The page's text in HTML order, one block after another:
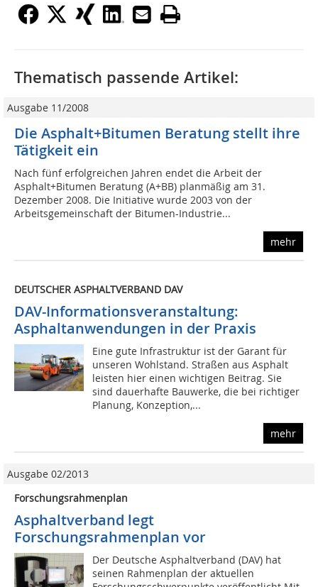
Thematisch passende Artikel:
Ausgabe 11/2008
Die Asphalt+Bitumen Beratung stellt ihre
Tätigkeit ein
Nach fünf erfolgreichen Jahren endet die Arbeit der
Asphalt+Bitumen Beratung (A+BB) planmäßig am 31.
Dezember 2008. Die Initiative wurde 2003 von der
Arbeitsgemeinschaft der Bitumen-Industrie...
mehr
DEUTSCHER ASPHALTVERBAND DAV
DAV-Informationsveranstaltung:
Asphaltanwendungen in der Praxis
Eine gute Infrastruktur ist der Garant für
unseren Wohlstand. Straßen aus Asphalt
leisten hier einen wichtigen Beitrag. Sie
sind dauerhafte Bauwerke, die bei richtiger
Planung, Konzeption,...
mehr
Ausgabe 02/2013
Forschungsrahmenplan
Asphaltverband legt
Forschungsrahmenplan vor
Der Deutsche Asphaltverband (DAV) hat
seinen Rahmenplan der aktuellen